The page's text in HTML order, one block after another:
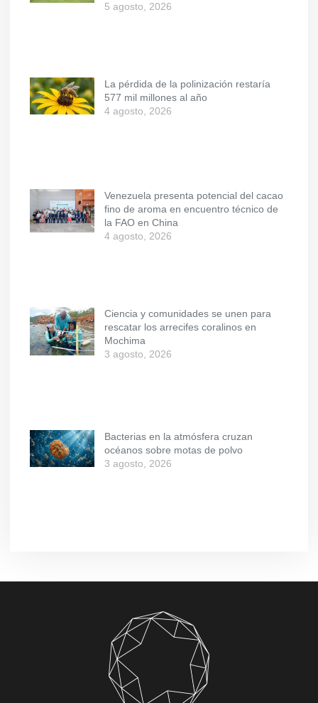
5 agosto, 2026
La pérdida de la polinización restaría
577 mil millones al año
4 agosto, 2026
Venezuela presenta potencial del cacao
fino de aroma en encuentro técnico de
la FAO en China
4 agosto, 2026
Ciencia y comunidades se unen para
rescatar los arrecifes coralinos en
Mochima
3 agosto, 2026
Bacterias en la atmósfera cruzan
océanos sobre motas de polvo
3 agosto, 2026